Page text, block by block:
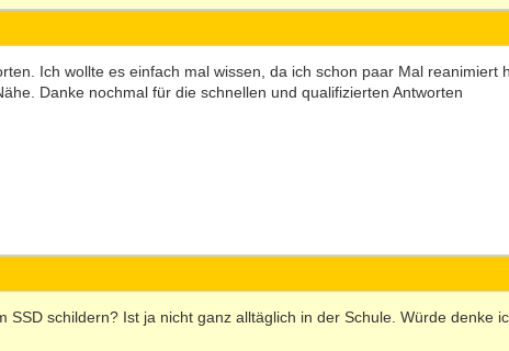
Ich wollte es einfach mal wissen, da ich schon paar Mal
Danke nochmal für die schnellen und qualifizierten Antworten
SSD schildern? Ist ja nicht ganz alltäglich in der Schule. Würde denke